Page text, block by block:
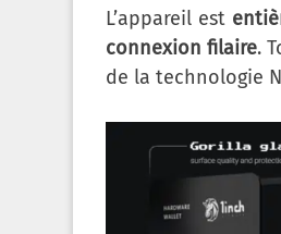
L’appareil est
connexion filaire.
de la technologie